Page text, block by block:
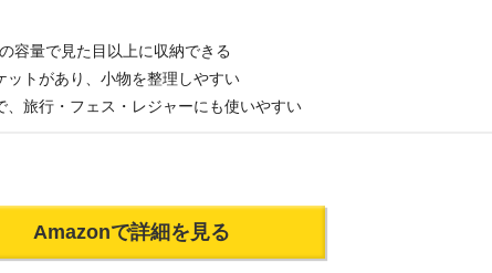
容量で見た目以上に収納できる
ットがあり、小物を整理しやすい
、旅行・フェス・レジャーにも使いやすい
Amazonで詳細を見る